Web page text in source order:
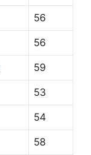
56
56
59
53
54
58